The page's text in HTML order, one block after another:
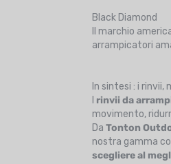
Black Diamond
Il marchio
arrampicatori
In sintesi : i
rinvii da
movimento,
DaTonton
nostra gamma
scegliere al